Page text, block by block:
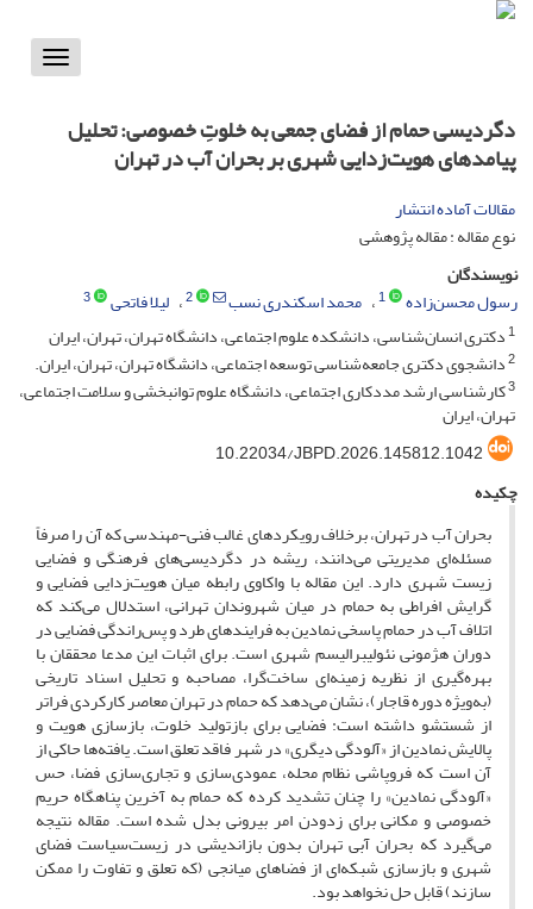
Toggle
دگردیسی حمام از فضای جمعی به خلوتِ خصوصی: تحلیل
پیامدهای هویت‌زدایی شهری بر بحران آب در تهران
مقالات آماده انتشار
نوع مقاله : مقاله پژوهشی
نویسندگان
رسول محسن‌زاده
1 محمد اسکندری نسب 2 لیلا فاتحی
3
1دکتری انسان‌شناسی، دانشکده علوم اجتماعی، دانشگاه تهران، تهران، ایران
2دانشجوی دکتری جامعه‌شناسی توسعه اجتماعی، دانشگاه تهران، تهران، ایران.
3کارشناسی ارشد مددکاری اجتماعی، دانشگاه علوم توانبخشی و سلامت اجتماعی،
تهران، ایران
10.22034/JBPD.2026.145812.1042
چکیده
بحران آب در تهران، برخلاف رویکردهای غالب فنی-مهندسی که آن را صرفاً
مسئله‌ای مدیریتی می‌دانند، ریشه در دگردیسی‌های فرهنگی و فضایی
زیست شهری دارد. این مقاله با واکاوی رابطه میان هویت‌زدایی فضایی و
گرایش افراطی به حمام در میان شهروندان تهرانی، استدلال می‌کند که
اتلاف آب در حمام پاسخی نمادین به فرایندهای طرد و پس‌راندگی فضایی در
دوران هژمونی نئولیبرالیسم شهری است. برای اثبات این مدعا محققان با
بهره‌گیری از نظریه زمینه‌ای ساخت‌گرا، مصاحبه و تحلیل اسناد تاریخی
(به‌ویژه دوره قاجار)، نشان می‌دهد که حمام در تهران معاصر کارکردی فراتر
از شستشو داشته است: فضایی برای بازتولید خلوت، بازسازی هویت و
پالایش نمادین از «آلودگی دیگری» در شهر فاقد تعلق است. یافته‌ها حاکی از
آن است که فروپاشی نظام محله، عمودی‌سازی و تجاری‌سازی فضا، حس
«آلودگی نمادین» را چنان تشدید کرده که حمام به آخرین پناهگاه حریم
خصوصی و مکانی برای زدودن امر بیرونی بدل شده است. مقاله نتیجه
می‌گیرد که بحران آبی تهران بدون بازاندیشی در زیست‌سیاست فضای
شهری و بازسازی شبکه‌ای از فضاهای میانجی (که تعلق و تفاوت را ممکن
سازند) قابل حل نخواهد بود.